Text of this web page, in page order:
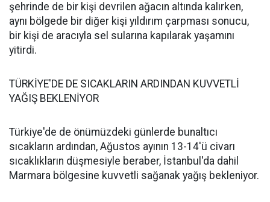
şehrinde de bir kişi devrilen ağacın altında kalırken,
aynı bölgede bir diğer kişi yıldırım çarpması sonucu,
bir kişi de aracıyla sel sularına kapılarak yaşamını
yitirdi.
TÜRKİYE'DE DE SICAKLARIN ARDINDAN KUVVETLİ
YAĞIŞ BEKLENİYOR
Türkiye'de de önümüzdeki günlerde bunaltıcı
sıcakların ardından, Ağustos ayının 13-14'ü civarı
sıcaklıkların düşmesiyle beraber, İstanbul'da dahil
Marmara bölgesine kuvvetli sağanak yağış bekleniyor.